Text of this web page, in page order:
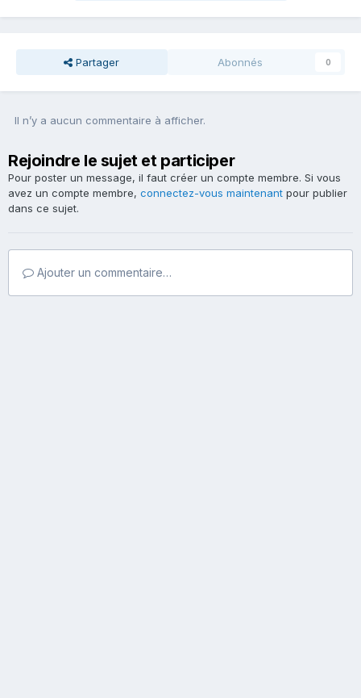
Partager Abonnés 0
Il n’y a aucun commentaire à afficher.
Rejoindre le sujet et participer
Pour poster un message, il faut créer un compte membre. Si vous
avez un compte membre, connectez-vous maintenant pour publier
dans ce sujet.
Ajouter un commentaire…